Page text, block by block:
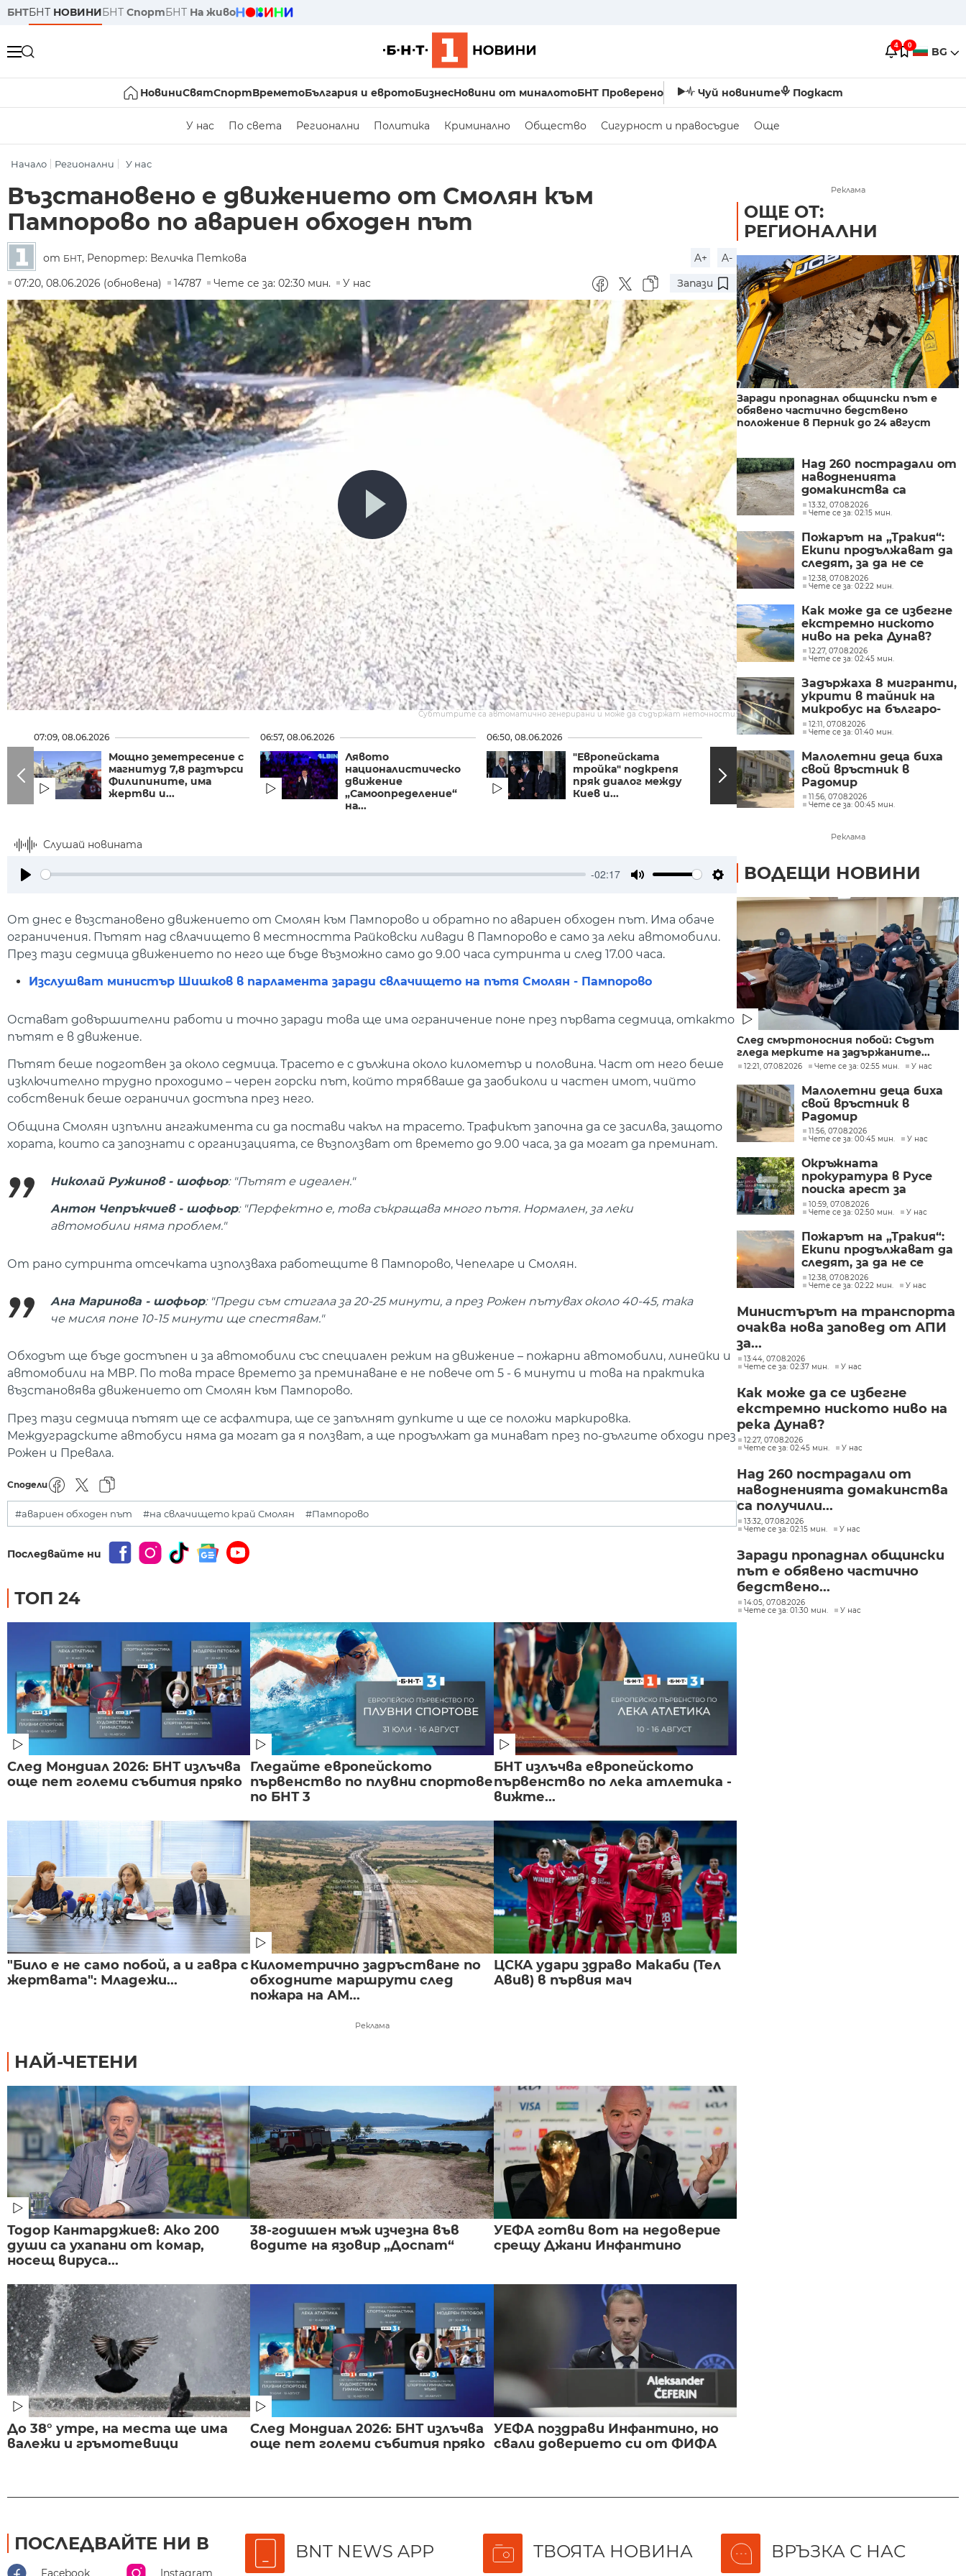
БНТБНТ НОВИНИБНТ СпортБНТ На живо
4 0 BG
НовиниСвятСпортВреметоБългария и евротоБизнесНовини от миналотоБНТ Проверено Чуй новините Подкаст
У нас По света Регионални Политика Криминално Общество Сигурност и правосъдие Още
Начало Регионални У нас
Възстановено е движението от Смолян към
Пампорово по авариен обходен път
от БНТ, Репортер: Величка Петкова A+
A-
07:20, 08.06.2026 (обновена)
14787 Чете се за: 02:30 мин. У нас Запази
Субтитрите са автоматично генерирани и може да съдържат неточности.
07:09, 08.06.2026
Мощно земетресение с
магнитуд 7,8 разтърси
Филипините, има
жертви и...
06:57, 08.06.2026
Лявото
националистическо
движение
„Самоопределение“
на...
06:50, 08.06.2026
"Европейската
тройка" подкрепя
пряк диалог между
Киев и...
06:48, 08.06.2026
Депутатите ще
гласуват тази седмица
окончателно мерките
срещу...
Слушай новината
-02:17
От днес е възстановено движението от Смолян към Пампорово и обратно по авариен обходен път. Има обаче
ограничения. Пътят над свлачището в местността Райковски ливади в Пампорово е само за леки автомобили.
През тази седмица движението по него ще бъде възможно само до 9.00 часа сутринта и след 17.00 часа.
Изслушват министър Шишков в парламента заради свлачището на пътя Смолян - Пампорово
Остават довършителни работи и точно заради това ще има ограничение поне през първата седмица, откакто
пътят е в движение.
Пътят беше подготвен за около седмица. Трасето е с дължина около километър и половина. Част от него беше
изключително трудно проходимо – черен горски път, който трябваше да заобиколи и частен имот, чийто
собственик беше ограничил достъпа през него.
Община Смолян изпълни ангажимента си да постави чакъл на трасето. Трафикът започна да се засилва, защото
хората, които са запознати с организацията, се възползват от времето до 9.00 часа, за да могат да преминат.
Николай Ружинов - шофьор: "Пътят е идеален."
Антон Чепръкчиев - шофьор: "Перфектно е, това съкращава много пътя. Нормален, за леки
автомобили няма проблем."
От рано сутринта отсечката използваха работещите в Пампорово, Чепеларе и Смолян.
Ана Маринова - шофьор: "Преди съм стигала за 20-25 минути, а през Рожен пътувах около 40-45, така
че мисля поне 10-15 минути ще спестявам."
Обходът ще бъде достъпен и за автомобили със специален режим на движение – пожарни автомобили, линейки и
автомобили на МВР. По това трасе времето за преминаване е не повече от 5 - 6 минути и това на практика
възстановява движението от Смолян към Пампорово.
През тази седмица пътят ще се асфалтира, ще се запълнят дупките и ще се положи маркировка.
Междуградските автобуси няма да могат да я ползват, а ще продължат да минават през по-дългите обходи през
Рожен и Превала.
Сподели
#авариен обходен път #на свлачището край Смолян #Пампорово
Последвайте ни
ТОП 24
След Мондиал 2026: БНТ излъчва
още пет големи събития пряко
Гледайте европейското
първенство по плувни спортове
по БНТ 3
БНТ излъчва европейското
първенство по лека атлетика -
вижте...
"Било е не само побой, а и гавра с
жертвата": Младежи...
Километрично задръстване по
обходните маршрути след
пожара на АМ...
ЦСКА удари здраво Макаби (Тел
Авив) в първия мач
Реклама
НАЙ-ЧЕТЕНИ
Тодор Кантарджиев: Ако 200
души са ухапани от комар,
носещ вируса...
38-годишен мъж изчезна във
водите на язовир „Доспат“
УЕФА готви вот на недоверие
срещу Джани Инфантино
До 38° утре, на места ще има
валежи и гръмотевици
След Мондиал 2026: БНТ излъчва
още пет големи събития пряко
УЕФА поздрави Инфантино, но
свали доверието си от ФИФА
Реклама
ОЩЕ ОТ:
РЕГИОНАЛНИ
Заради пропаднал общински път е
обявено частично бедствено
положение в Перник до 24 август
Над 260 пострадали от
наводненията
домакинства са
получили финансова
помощ от социалното
13:32, 07.08.2026
Чете се за: 02:15 мин.
Пожарът на „Тракия“:
Екипи продължават да
следят, за да не се
разпространява
огънят
12:38, 07.08.2026
Чете се за: 02:22 мин.
Как може да се избегне
екстремно ниското
ниво на река Дунав?
12:27, 07.08.2026
Чете се за: 02:45 мин.
Задържаха 8 мигранти,
укрити в тайник на
микробус на българо-
гръцката граница
12:11, 07.08.2026
Чете се за: 01:40 мин.
Малолетни деца биха
свой връстник в
Радомир
11:56, 07.08.2026
Чете се за: 00:45 мин.
Реклама
ВОДЕЩИ НОВИНИ
След смъртоносния побой: Съдът
гледа мерките на задържаните...
12:21, 07.08.2026 Чете се за: 02:55 мин. У нас
Малолетни деца биха
свой връстник в
Радомир
11:56, 07.08.2026
Чете се за: 00:45 мин.
У нас
Окръжната
прокуратура в Русе
поиска арест за
петима от
участниците в
разбитата
лаборатория за
фентанил
10:59, 07.08.2026
Чете се за: 02:50 мин.
У нас
Пожарът на „Тракия“:
Екипи продължават да
следят, за да не се
разпространява
огънят
12:38, 07.08.2026
Чете се за: 02:22 мин.
У нас
Министърът на транспорта
очаква нова заповед от АПИ
за...
13:44, 07.08.2026
Чете се за: 02:37 мин.
У нас
Как може да се избегне
екстремно ниското ниво на
река Дунав?
12:27, 07.08.2026
Чете се за: 02:45 мин.
У нас
Над 260 пострадали от
наводненията домакинства
са получили...
13:32, 07.08.2026
Чете се за: 02:15 мин.
У нас
Заради пропаднал общински
път е обявено частично
бедствено...
14:05, 07.08.2026
Чете се за: 01:30 мин.
У нас
ПОСЛЕДВАЙТЕ НИ В
Facebook Instagram
BNT NEWS APP ТВОЯТА НОВИНА ВРЪЗКА С НАС